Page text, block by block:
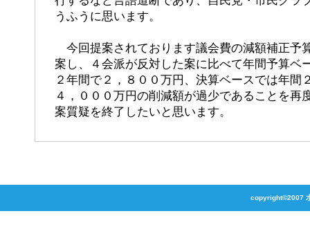
うふうに思います。
今回提案されております議会費の減額補正予
案し、４会派が反対した案に比べて年間予算ベ
２年間で２，８００万円、決算ベースでは年間
４，０００万円の削減額が過少であることを再
案質疑を終了したいと思い ます。
copyright©2007